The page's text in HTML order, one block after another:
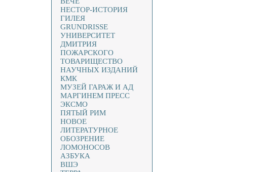
НЕСТОР-ИСТОРИЯ
ГИЛЕЯ
GRUNDRISSE
УНИВЕРСИТЕТ
ДМИТРИЯ
ПОЖАРСКОГО
ТОВАРИЩЕСТВО
НАУЧНЫХ ИЗДАНИЙ
КМК
МУЗЕЙ ГАРАЖ И АД
МАРГИНЕМ ПРЕСС
ЭКСМО
ПЯТЫЙ РИМ
НОВОЕ
ЛИТЕРАТУРНОЕ
ОБОЗРЕНИЕ
ЛОМОНОСОВ
АЗБУКА
ВШЭ